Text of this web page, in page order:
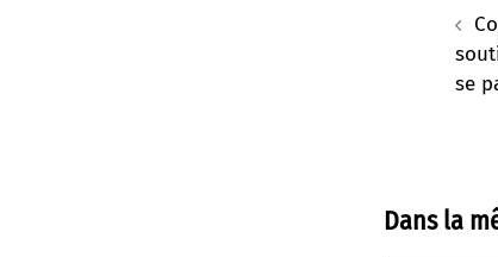
d’article
se
Dans la